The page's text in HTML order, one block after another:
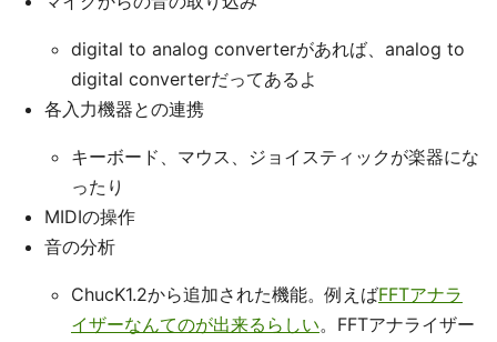
digital to analog converterがあれば、analog to
digital converterだってあるよ
各入力機器との連携
キーボード、マウス、ジョイスティックが楽器にな
ったり
MIDIの操作
音の分析
ChucK1.2から追加された機能。例えばFFTアナラ
イザーなんてのが出来るらしい。FFTアナライザー